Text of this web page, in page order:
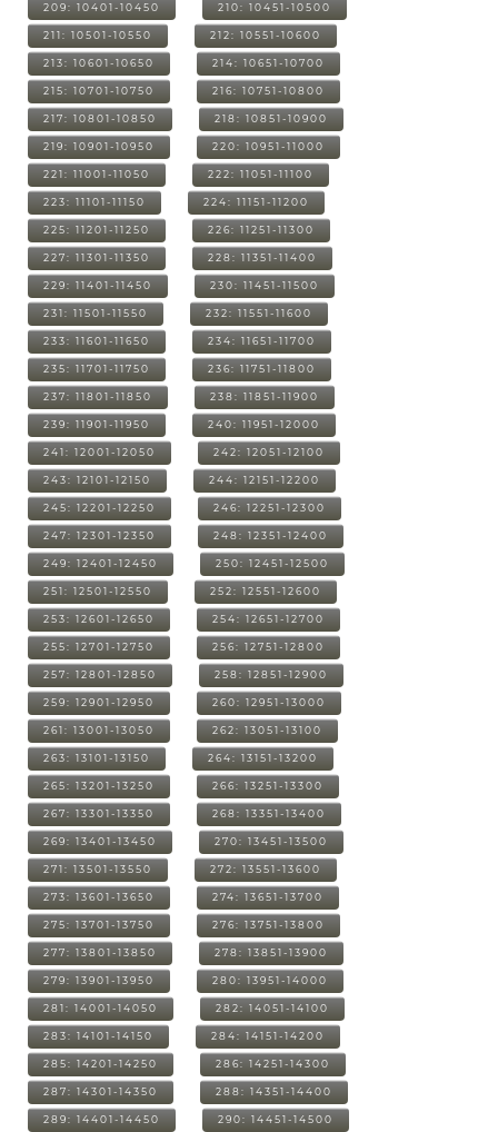
209: 10401-10450 210: 10451-10500
211: 10501-10550 212: 10551-10600
213: 10601-10650 214: 10651-10700
215: 10701-10750 216: 10751-10800
217: 10801-10850 218: 10851-10900
219: 10901-10950 220: 10951-11000
221: 11001-11050 222: 11051-11100
223: 11101-11150 224: 11151-11200
225: 11201-11250 226: 11251-11300
227: 11301-11350 228: 11351-11400
229: 11401-11450 230: 11451-11500
231: 11501-11550 232: 11551-11600
233: 11601-11650 234: 11651-11700
235: 11701-11750 236: 11751-11800
237: 11801-11850 238: 11851-11900
239: 11901-11950 240: 11951-12000
241: 12001-12050 242: 12051-12100
243: 12101-12150 244: 12151-12200
245: 12201-12250 246: 12251-12300
247: 12301-12350 248: 12351-12400
249: 12401-12450 250: 12451-12500
251: 12501-12550 252: 12551-12600
253: 12601-12650 254: 12651-12700
255: 12701-12750 256: 12751-12800
257: 12801-12850 258: 12851-12900
259: 12901-12950 260: 12951-13000
261: 13001-13050 262: 13051-13100
263: 13101-13150 264: 13151-13200
265: 13201-13250 266: 13251-13300
267: 13301-13350 268: 13351-13400
269: 13401-13450 270: 13451-13500
271: 13501-13550 272: 13551-13600
273: 13601-13650 274: 13651-13700
275: 13701-13750 276: 13751-13800
277: 13801-13850 278: 13851-13900
279: 13901-13950 280: 13951-14000
281: 14001-14050 282: 14051-14100
283: 14101-14150 284: 14151-14200
285: 14201-14250 286: 14251-14300
287: 14301-14350 288: 14351-14400
289: 14401-14450 290: 14451-14500